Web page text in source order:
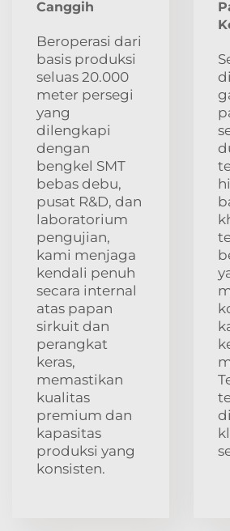
Canggih
Beroperasi dari
basis produksi
seluas 20.000
meter persegi
yang
dilengkapi
dengan
bengkel SMT
bebas debu,
pusat R&D, dan
laboratorium
pengujian,
kami menjaga
kendali penuh
secara internal
atas papan
sirkuit dan
perangkat
keras,
memastikan
kualitas
premium dan
kapasitas
produksi yang
konsisten.